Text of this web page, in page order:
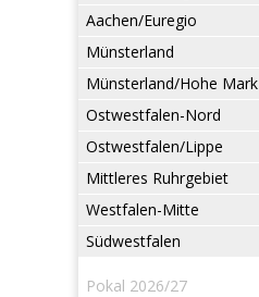
Aachen/Euregio
Münsterland
Münsterland/Hohe Mark
Ostwestfalen-Nord
Ostwestfalen/Lippe
Mittleres Ruhrgebiet
Westfalen-Mitte
Südwestfalen
Pokal 2026/27